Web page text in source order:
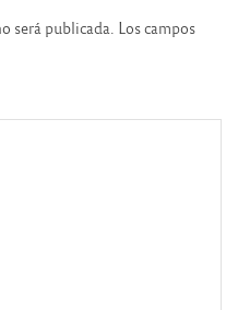
será publicada. Los campos